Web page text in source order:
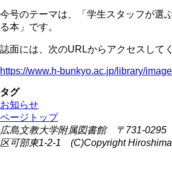
今号のテーマは、「学生スタッフが選
る本」です。
誌面には、次のURLからアクセスして
https://www.h-bunkyo.ac.jp/library/
タグ
お知らせ
ページトップ
広島文教大学附属図書館 〒731-
区可部東1-2-1 (C)Copyright